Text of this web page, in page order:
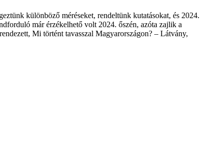
különböző méréseket, rendeltünk kutatásokat, és 2024.
már érzékelhető volt 2024. őszén, azóta zajlik a
Mi történt tavasszal Magyarországon? – Látvány,